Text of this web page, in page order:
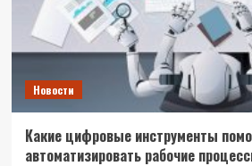
Новости
Какие цифровые инструменты
автоматизировать рабочие